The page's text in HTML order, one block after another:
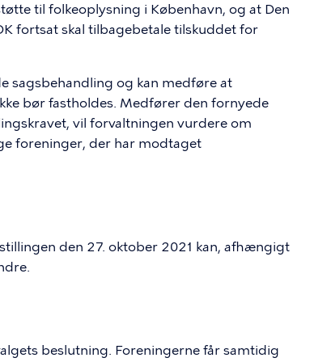
til folkeoplysning i København, og at Den
fortsat skal tilbagebetale tilskuddet for
sagsbehandling og kan medføre at
bør fastholdes. Medfører den fornyede
vil forvaltningen vurdere om
foreninger, der har modtaget
den 27. oktober 2021 kan, afhængigt
beslutning. Foreningerne får samtidig